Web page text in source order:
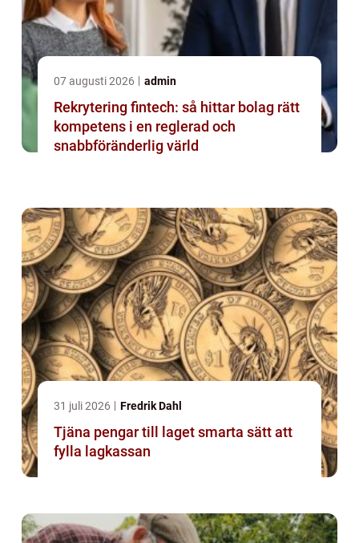
07 augusti 2026 admin
Rekrytering fintech: så hittar bolag rätt
kompetens i en reglerad och
snabbföränderlig värld
31 juli 2026 Fredrik Dahl
Tjäna pengar till laget smarta sätt att
fylla lagkassan